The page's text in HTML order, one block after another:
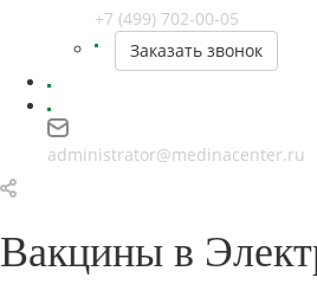
+7 (499) 702-00-05
Заказать звонок
administrator@medinacenter.ru
Вакцины в